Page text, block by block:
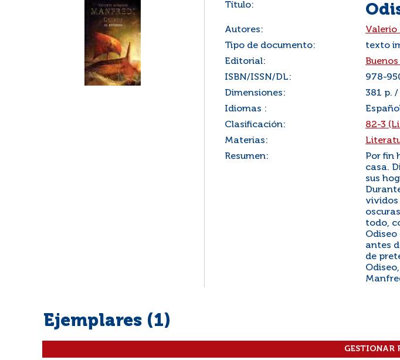
Título:
Autores:
Valerio
Tipo de documento:
texto
Editorial:
ISBN/ISSN/DL:
978-
Dimensiones:
381 p.
Idiomas :
Clasificación:
82-3
Materias:
Resumen:
Por fin
casa.
sus
vividos
todo,
antes
de
Ejemplares (1)